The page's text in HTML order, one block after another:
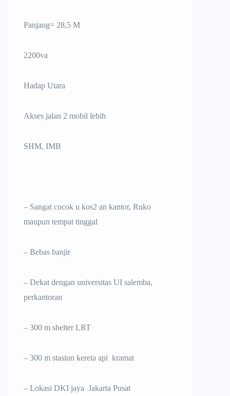
Panjang= 28,5 M
2200va
Hadap Utara
Akses jalan 2 mobil lebih
SHM, IMB
– Sangat cocok u kos2 an kantor, Ruko
maupun tempat tinggal
– Bebas banjir
– Dekat dengan universitas UI salemba,
perkantoran
– 300 m shelter LRT
– 300 m stasiun kereta api kramat
– Lokasi DKI jaya Jakarta Pusat